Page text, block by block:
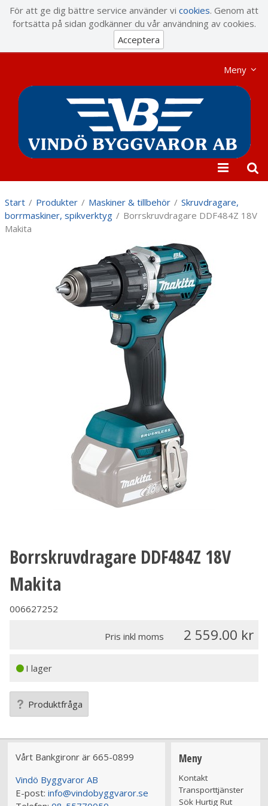
För att ge dig bättre service använder vi cookies. Genom att
fortsätta på sidan godkänner du vår användning av cookies.
Acceptera
Meny
Start / Produkter / Maskiner & tillbehör / Skruvdragare,
borrmaskiner, spikverktyg / Borrskruvdragare DDF484Z 18V
Makita
Borrskruvdragare DDF484Z 18V
Makita
006627252
Pris inkl moms 2 559.00
I lager
Produktfråga
Vårt Bankgironr är 665-0899
Vindö Byggvaror AB
E-post: info@vindobyggvaror.se
Meny
Kontakt
Transporttjänster
Sök Hurtig Rut
Visa varukorgen Till kassan